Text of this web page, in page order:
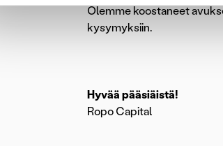
Olemme koostaneet
kysymyksiin.
Hyvää pääsiäistä!
Ropo Capital